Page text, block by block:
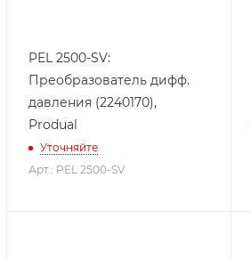
PEL 2500-SV:
Преобразователь дифф.
давления (2240170),
Produal
Уточняйте
Арт.: PEL 2500-SV